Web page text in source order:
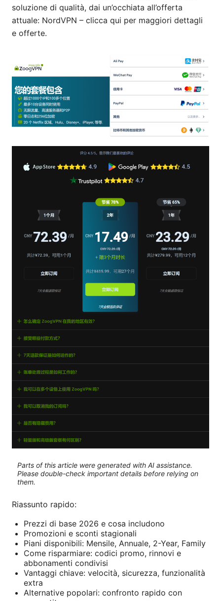
soluzione di qualità, dai un’occhiata all’offerta
attuale: NordVPN – clicca qui per maggiori dettagli
e offerte.
Parts of this article were generated with AI assistance.
Please double-check important details before relying on
them.
Riassunto rapido:
Prezzi di base 2026 e cosa includono
Promozioni e sconti stagionali
Piani disponibili: Mensile, Annuale, 2-Year, Family
Come risparmiare: codici promo, rinnovi e
abbonamenti condivisi
Vantaggi chiave: velocità, sicurezza, funzionalità
extra
Alternative popolari: confronto rapido con